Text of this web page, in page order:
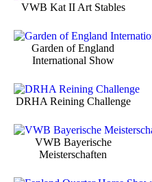
VWB Kat II Art Stables
Garden of England
International Show
DRHA Reining Challenge
VWB Bayerische
Meisterschaften